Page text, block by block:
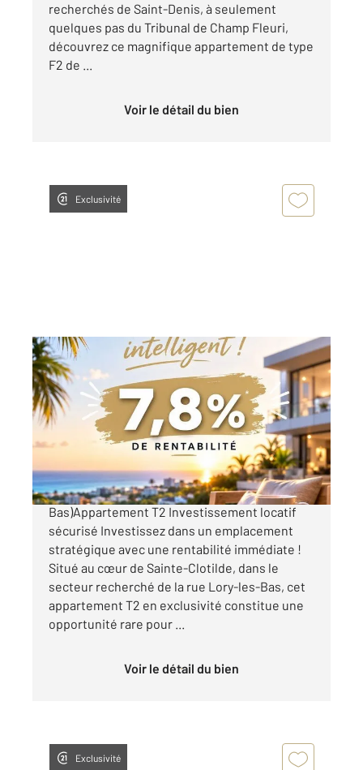
recherchés de Saint-Denis, à seulement
quelques pas du Tribunal de Champ Fleuri,
découvrez ce magnifique appartement de type
F2 de ...
Voir le détail du bien
Exclusivité
ST DENIS 974
48,18 m 2, 2 pièces
Ref : 14894
Appartement F2 à vendre
101 145 €
Sainte-Clotilde (Rue Lory-les-
Bas)Appartement T2 Investissement locatif
sécurisé Investissez dans un emplacement
stratégique avec une rentabilité immédiate !
Situé au cœur de Sainte-Clotilde, dans le
secteur recherché de la rue Lory-les-Bas, cet
appartement T2 en exclusivité constitue une
opportunité rare pour ...
Voir le détail du bien
Exclusivité